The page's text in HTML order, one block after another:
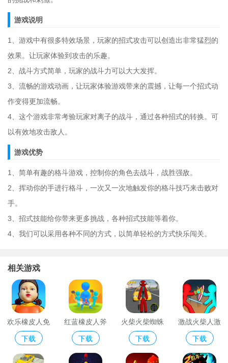
游戏说明
1、游戏中有很多特效场景，玩家的招式攻击可以创造出非常猛烈的
效果。让玩家体验到攻击的乐趣。
2、战斗方式简单，玩家的战斗力可以大大发挥。
3、流畅的游戏动画，让玩家体验游戏带来的震撼，让每一个招式动
作变得更加流畅。
4、这个游戏非常考验玩家对离子的战斗，通过各种招式的转换。可
以有效地攻击敌人。
游戏优势
1、简单有趣的格斗游戏，控制你的角色去战斗，战胜强敌。
2、挥动你的手进行格斗，一次又一次地触发你的格斗技巧来击败对
手。
3、招式技能给你带来更多挑战，各种招式技能等着你。
4、我们可以采用各种不同的方式，以简单轻松的方式快乐闯关。
相关游戏
欢乐橡皮人免
费版
下载
红蓝橡皮人斧
头大战手机版
下载
火柴火柴蜘蛛
人英雄
下载
激战火柴人激
战火柴人正版
手游
下载